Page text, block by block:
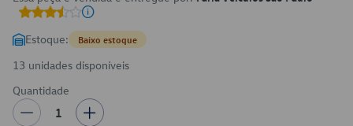
Estoque: Baixo estoque
13 unidades disponíveis
Quantidade
1